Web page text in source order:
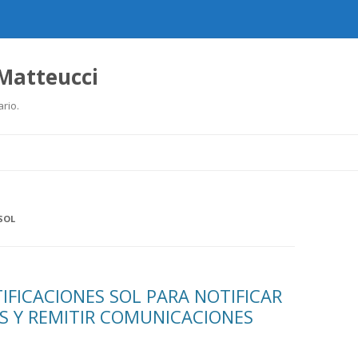
SOL PARA NOTIFICAR
Y REMITIR COMUNICACIONES